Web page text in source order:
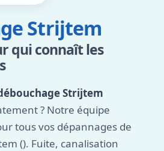
Strijtem
qui connaît les
Strijtem
? Notre équipe
tous vos dépannages de
(). Fuite, canalisation